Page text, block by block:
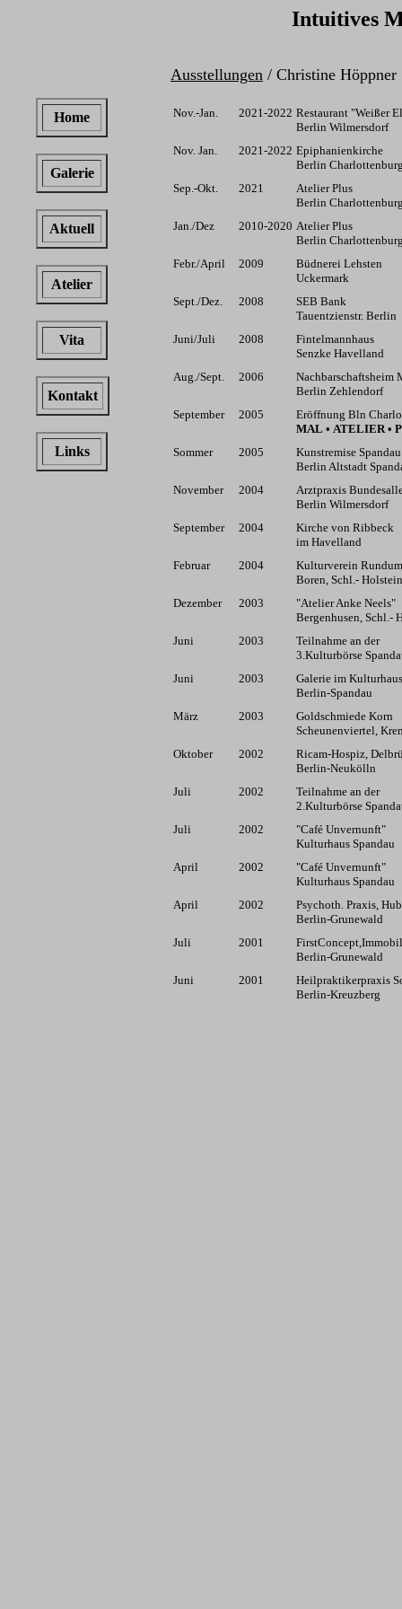
Intuitives
Home
Galerie
Aktuell
Atelier
Vita
Kontakt
Links
Ausstellungen / Christine Höppner
Nov.-Jan. 2021-2022 Restaurant "Weißer
Berlin Wilmersdorf
Nov. Jan.
2021-2022 Epiphanienkirche
Berlin
Sep.-Okt.
2021
Atelier Plus
Berlin
Jan./Dez
2010-2020 Atelier Plus
Berlin
Febr./April
2009
Büdnerei Lehsten
Uckermark
Sept./Dez.
2008
SEB Bank
Tauentzienstr. Berlin
Juni/Juli
2008
Fintelmannhaus
Senzke Havelland
Aug./Sept.
2006
Nachbarschaftsheim
Berlin Zehlendorf
September
2005
Eröffnung Bln
MAL • ATELIER •
Sommer
2005
Kunstremise Spandau
Berlin Altstadt
November
2004
Arztpraxis
Berlin Wilmersdorf
September
2004
Kirche von Ribbeck
im Havelland
Februar
2004
Kulturverein Rundum
Boren, Schl.- Holstein
Dezember
2003
"Atelier Anke Neels"
Bergenhusen, Schl.-
Juni
2003
Teilnahme an der
3.Kulturbörse
Juni
2003
Galerie im Kulturhaus
Berlin-Spandau
März
2003
Goldschmiede Korn
Scheunenviertel,
Oktober
2002
Ricam-Hospiz,
Berlin-Neukölln
Juli
2002
Teilnahme an der
2.Kulturbörse
Juli
2002
"Café Unvernunft"
Kulturhaus Spandau
April
2002
"Café Unvernunft"
Kulturhaus Spandau
April
2002
Psychoth. Praxis,
Berlin-Grunewald
Juli
2001
Berlin-Grunewald
Juni
2001
Heilpraktikerpraxis
Berlin-Kreuzberg